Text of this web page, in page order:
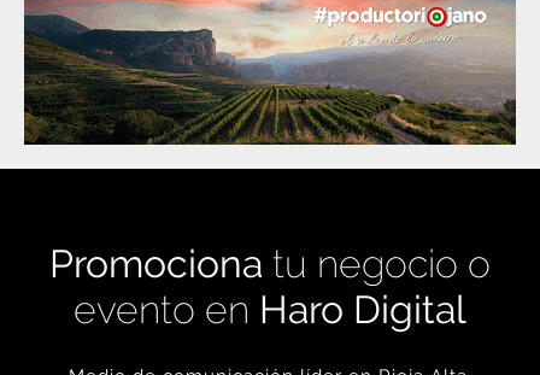
Promociona tu negocio o
evento en Haro Digital